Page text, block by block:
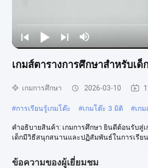
เกมส์ตารางการศึกษาสําหรับเด็
เกมการศึกษา 2026-03-10
#การเรียนรู้เกมโต๊ะ #เกมโต๊ะ 3 มิติ #เก
คําอธิบายสินค้า: เกมการศึกษา ยินดีต้อนรับสู่
เด็กมีวิธีสนุกสนานและปฏิสัมพันธ์ในการเรียน
ข้อความของผู้เยี่ยมชม